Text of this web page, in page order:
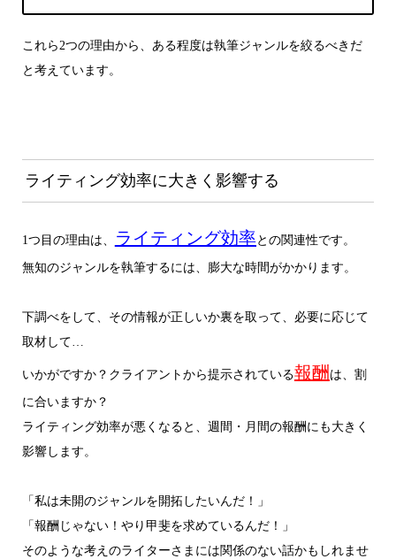
これら2つの理由から、ある程度は執筆ジャンルを絞るべきだ
と考えています。
ライティング効率に大きく影響する
1つ目の理由は、 ライティング効率との関連性です。
無知のジャンルを執筆するには、膨大な時間がかかります。
下調べをして、その情報が正しいか裏を取って、必要に応じて
取材して…
いかがですか？クライアントから提示されている報酬 は、割
に合いますか？
ライティング効率が悪くなると、週間・月間の報酬にも大きく
影響します。
「私は未開のジャンルを開拓したいんだ！」
「報酬じゃない！やり甲斐を求めているんだ！」
そのような考えのライターさまには関係のない話かもしれませ